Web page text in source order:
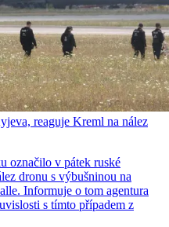
reaguje Kreml na nález
označilo v pátek ruské
dronu s výbušninou na
Informuje o tom agentura
s tímto případem z